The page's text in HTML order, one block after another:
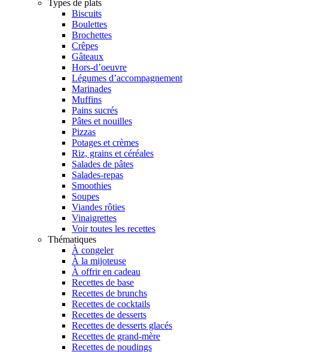
Types de plats
Biscuits
Boulettes
Brochettes
Crêpes
Gâteaux
Hors-d’oeuvre
Légumes d’accompagnement
Marinades
Muffins
Pains sucrés
Pâtes et nouilles
Pizzas
Potages et crèmes
Riz, grains et céréales
Salades de pâtes
Salades-repas
Smoothies
Soupes
Viandes rôties
Vinaigrettes
Voir toutes les recettes
Thématiques
À congeler
À la mijoteuse
À offrir en cadeau
Recettes de base
Recettes de brunchs
Recettes de cocktails
Recettes de desserts
Recettes de desserts glacés
Recettes de grand-mère
Recettes de poudings